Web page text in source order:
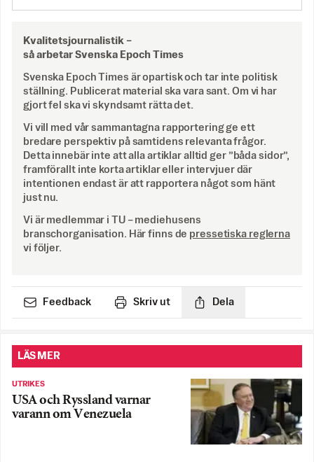
Kvalitetsjournalistik –
så arbetar Svenska Epoch Times
Svenska Epoch Times är opartisk och tar inte politisk
ställning. Publicerat material ska vara sant. Om vi har
gjort fel ska vi skyndsamt rätta det.
Vi vill med vår sammantagna rapportering ge ett
bredare perspektiv på samtidens relevanta frågor.
Detta innebär inte att alla artiklar alltid ger ”båda sidor”,
framförallt inte korta artiklar eller intervjuer där
intentionen endast är att rapportera något som hänt
just nu.
Vi är medlemmar i TU – mediehusens
branschorganisation. Här finns de pressetiska reglerna
vi följer.
Feedback Skriv ut Dela
LÄS MER
UTRIKES
USA och Ryssland varnar
varann om Venezuela